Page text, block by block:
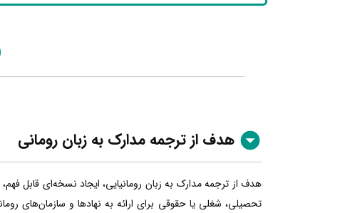
هدف از ترجمه مدارک به زبان رومانی
هدف از ترجمه مدارک به زبان رومانیایی، ایجاد نسخه‌ای قابل
تحصیلی، شغلی یا حقوقی برای ارائه به نهادها و سازمان‌های